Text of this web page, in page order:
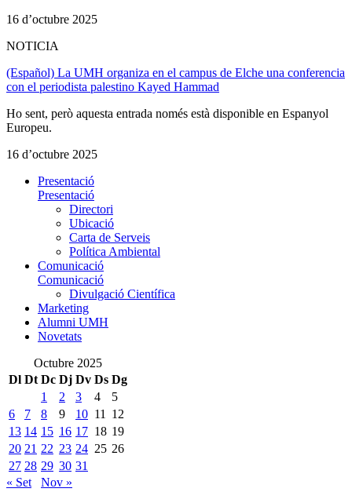
16 d’octubre 2025
NOTICIA
(Español) La UMH organiza en el campus de Elche una conferencia
con el periodista palestino Kayed Hammad
Ho sent, però aquesta entrada només està disponible en Espanyol
Europeu.
16 d’octubre 2025
Presentació
Presentació
Directori
Ubicació
Carta de Serveis
Política Ambiental
Comunicació
Comunicació
Divulgació Científica
Marketing
Alumni UMH
Novetats
Octubre 2025
Dl Dt Dc Dj Dv Ds Dg
1
2 3 4
5
6
7 8 9 10 11
12
13 14 15 16 17 18 19
20 21 22 23 24 25 26
27 28 29 30 31
« Set
Nov »